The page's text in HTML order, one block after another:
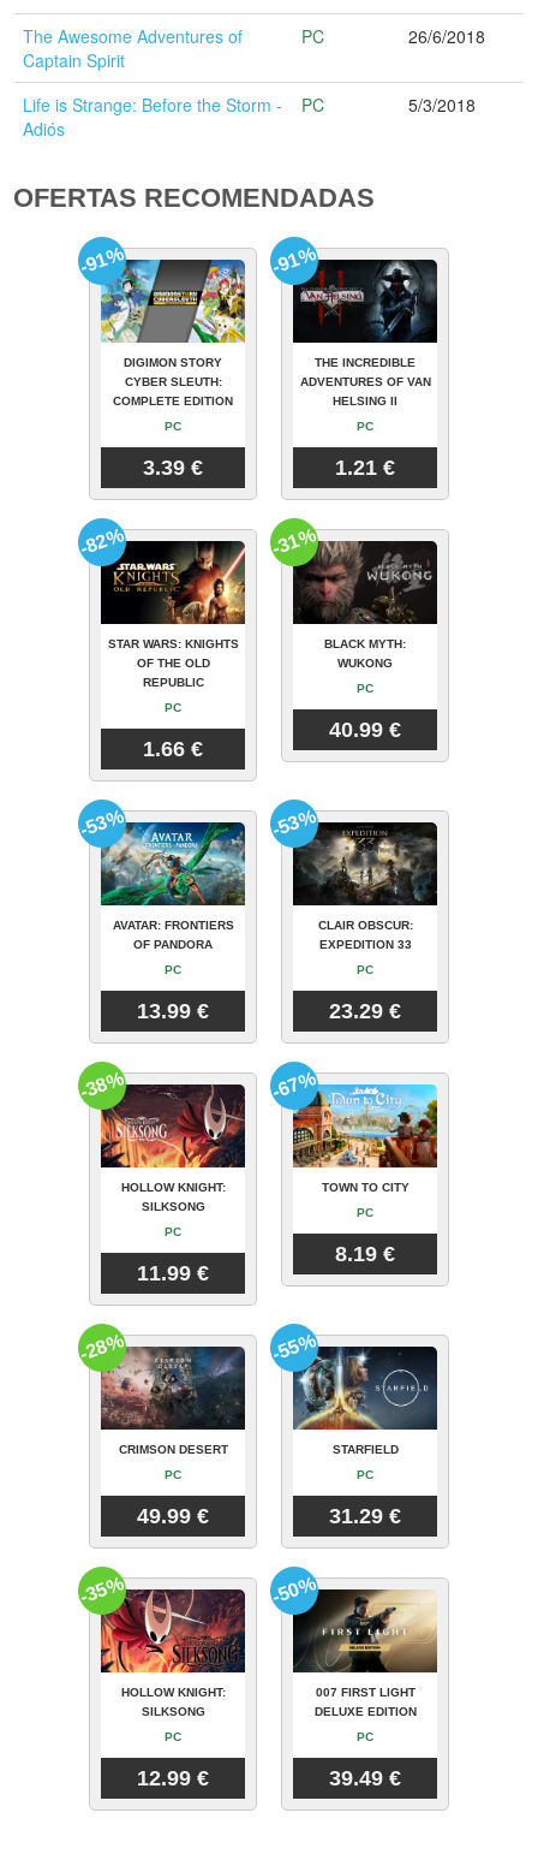
The Awesome Adventures of
Captain Spirit
PC 26/6/2018
Life is Strange: Before the Storm -
Adiós
PC 5/3/2018
OFERTAS RECOMENDADAS
DIGIMON STORY
CYBER SLEUTH:
COMPLETE EDITION
PC
3.39 €
-91%
THE INCREDIBLE
ADVENTURES OF VAN
HELSING II
PC
1.21 €
-91%
STAR WARS: KNIGHTS
OF THE OLD
REPUBLIC
PC
1.66 €
-82%
BLACK MYTH:
WUKONG
PC
40.99 €
-31%
AVATAR: FRONTIERS
OF PANDORA
PC
13.99 €
-53%
CLAIR OBSCUR:
EXPEDITION 33
PC
23.29 €
-53%
HOLLOW KNIGHT:
SILKSONG
PC
11.99 €
-38%
TOWN TO CITY
PC
8.19 €
-67%
CRIMSON DESERT
PC
49.99 €
-28%
STARFIELD
PC
31.29 €
-55%
HOLLOW KNIGHT:
SILKSONG
PC
12.99 €
-35%
007 FIRST LIGHT
DELUXE EDITION
PC
39.49 €
-50%